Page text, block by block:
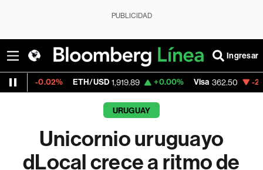
PUBLICIDAD
Ingresar
ETH/USD 1,919.89 +0.00% Visa 362.50 -2.15%
URUGUAY
Unicornio uruguayo
dLocal crece a ritmo de